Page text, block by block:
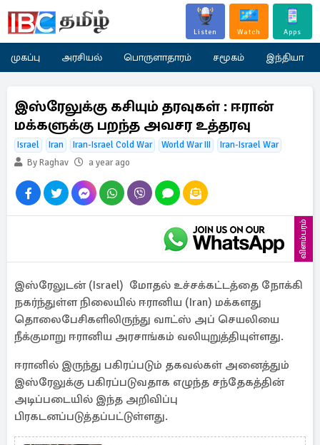
Listen Watch Apps
முகப்பு அரசியல் பொருளாதாரம் சமூகம் இந்தியா
இஸ்ரேலுக்கு கசியும் தரவுகள் : ஈரான்
மக்களுக்கு பறந்த அவசர உத்தரவு
Israel Iran Iran-Israel Cold War World War III
Iran-Israel War
By Raghav
a year ago
விளம்பரம்
இஸ்ரேலுடன் (Israel) மோதல் உச்சக்கட்டத்தை நோக்கி
நகர்ந்துள்ள நிலையில் ஈரானிய (Iran) மக்களது
தொலைபேசிகளிலிருந்து வாட்ஸ் அப் செயலியை
நீக்குமாறு ஈரானிய அரசாங்கம் வலியுறுத்தியுள்ளது.
ஈரானில் இருந்து பகிரப்படும் தகவல்கள் அனைத்தும்
இஸ்ரேலுக்கு பகிரப்படுவதாக எழுந்த சந்தேகத்தின்
அடிப்படையில் இந்த அறிவிப்பு
பிரகடனப்படுத்தப்பட்டுள்ளது.